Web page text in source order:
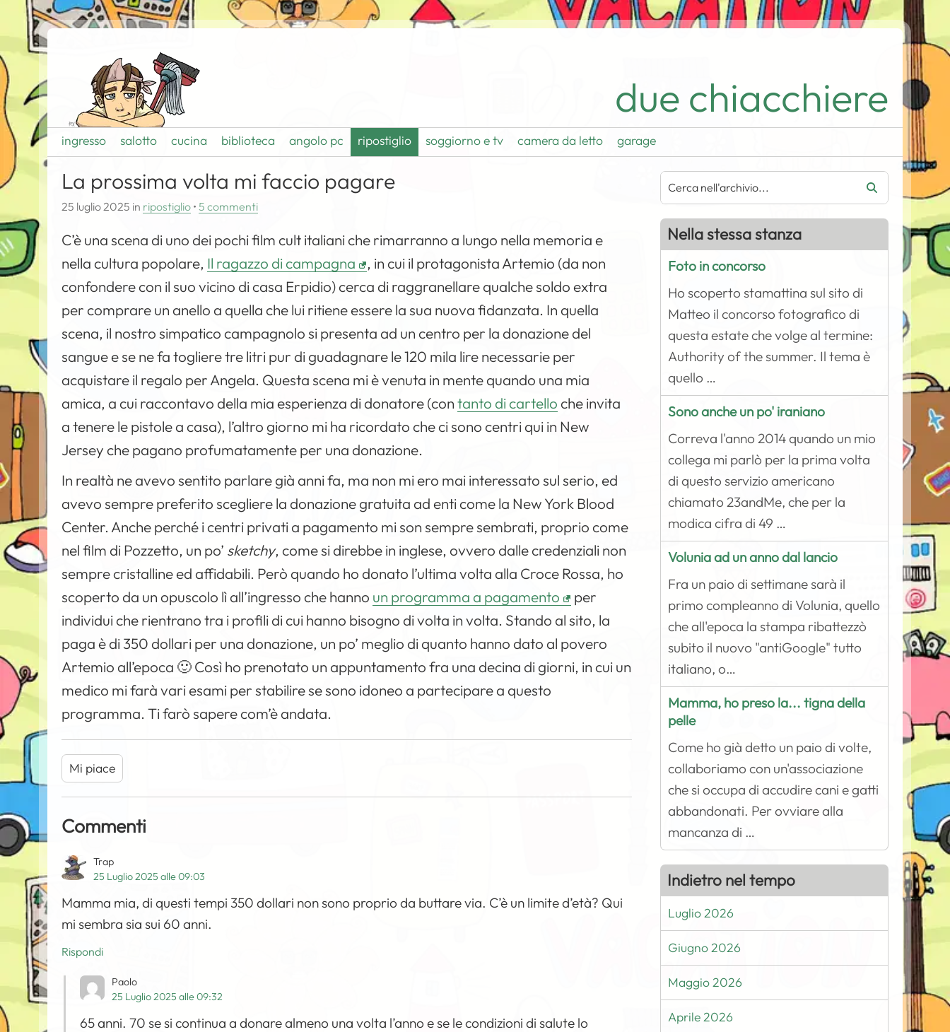
due chiacchiere
ingresso salotto cucina biblioteca angolo pc ripostiglio soggiorno e tv camera da letto garage
La prossima volta mi faccio pagare
25 luglio 2025 in ripostiglio • 5 commenti
C’è una scena di uno dei pochi film cult italiani che rimarranno a lungo nella memoria e
nella cultura popolare, Il ragazzo di campagna
, in cui il protagonista Artemio (da non
confondere con il suo vicino di casa Erpidio) cerca di raggranellare qualche soldo extra
per comprare un anello a quella che lui ritiene essere la sua nuova fidanzata. In quella
scena, il nostro simpatico campagnolo si presenta ad un centro per la donazione del
sangue e se ne fa togliere tre litri pur di guadagnare le 120 mila lire necessarie per
acquistare il regalo per Angela. Questa scena mi è venuta in mente quando una mia
amica, a cui raccontavo della mia esperienza di donatore (contanto di cartelloche invita
a tenere le pistole a casa), l’altro giorno mi ha ricordato che ci sono centri qui in New
Jersey che pagano profumatamente per una donazione.
In realtà ne avevo sentito parlare già anni fa, ma non mi ero mai interessato sul serio, ed
avevo sempre preferito scegliere la donazione gratuita ad enti come la New York Blood
Center. Anche perché i centri privati a pagamento mi son sempre sembrati, proprio come
nel film di Pozzetto, un po’ sketchy, come si direbbe in inglese, ovvero dalle credenziali non
sempre cristalline ed affidabili. Però quando ho donato l’ultima volta alla Croce Rossa, ho
scoperto da un opuscolo lì all’ingresso che hanno un programma a pagamento
per
individui che rientrano tra i profili di cui hanno bisogno di volta in volta. Stando al sito, la
paga è di 350 dollari per una donazione, un po’ meglio di quanto hanno dato al povero
Artemio all’epoca 🙂 Così ho prenotato un appuntamento fra una decina di giorni, in cui un
medico mi farà vari esami per stabilire se sono idoneo a partecipare a questo
programma. Ti farò sapere com’è andata.
Mi piace
Commenti
Trap
25 Luglio 2025 alle 09:03
Mamma mia, di questi tempi 350 dollari non sono proprio da buttare via. C’è un limite d’età? Qui
mi sembra sia sui 60 anni.
Rispondi
Paolo
25 Luglio 2025 alle 09:32
65 anni. 70 se si continua a donare almeno una volta l’anno e se le condizioni di salute lo
Nella stessa stanza
Foto in concorso
Ho scoperto stamattina sul sito di
Matteo il concorso fotografico di
questa estate che volge al termine:
Authority of the summer. Il tema è
quello …
Sono anche un po' iraniano
Correva l'anno 2014 quando un mio
collega mi parlò per la prima volta
di questo servizio americano
chiamato 23andMe, che per la
modica cifra di 49 …
Volunia ad un anno dal lancio
Fra un paio di settimane sarà il
primo compleanno di Volunia, quello
che all'epoca la stampa ribattezzò
subito il nuovo "antiGoogle" tutto
italiano, o…
Mamma, ho preso la... tigna della
pelle
Come ho già detto un paio di volte,
collaboriamo con un'associazione
che si occupa di accudire cani e gatti
abbandonati. Per ovviare alla
mancanza di …
Indietro nel tempo
Luglio 2026
Giugno 2026
Maggio 2026
Aprile 2026